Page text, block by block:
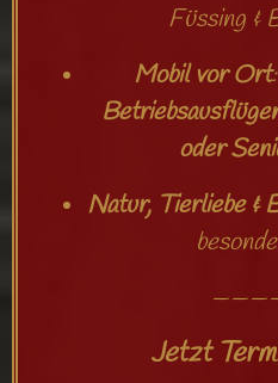
Füssing &
Mobil vor Ort
oder
Natur, Tierliebe &
Jetzt